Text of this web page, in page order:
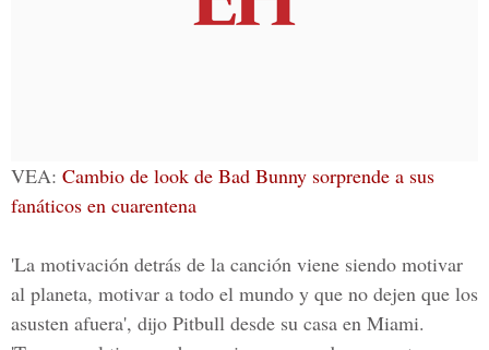
VEA: Cambio de look de Bad Bunny sorprende a sus
fanáticos en cuarentena
'La motivación detrás de la canción viene siendo motivar
al planeta, motivar a todo el mundo y que no dejen que los
asusten afuera', dijo Pitbull desde su casa en Miami.